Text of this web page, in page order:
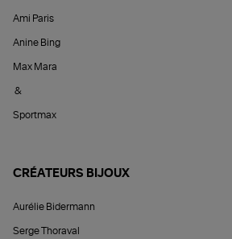
Ami Paris
Anine Bing
Max Mara
&
Sportmax
CRÉATEURS BIJOUX
Aurélie Bidermann
Serge Thoraval